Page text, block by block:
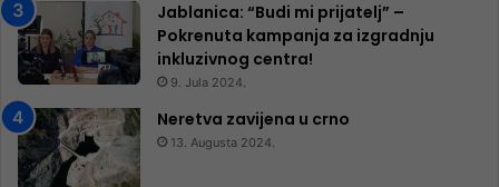
Jablanica: “Budi mi prijatelj” –
Pokrenuta kampanja za izgradnju
inkluzivnog centra!
9. Jula 2024.
Neretva zavijena u crno
13. Augusta 2024.